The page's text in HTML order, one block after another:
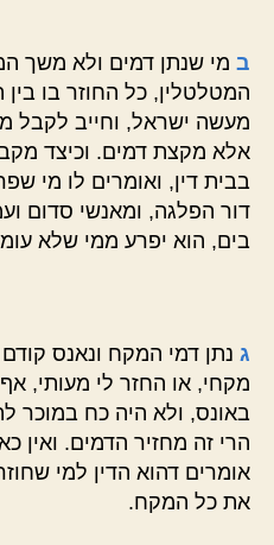
ב מי שנתן דמים ולא משך
המטלטלין, כל החוזר בו
מעשה ישראל, וחייב לקבל
אלא מקצת דמים. וכיצד
בבית דין, ואומרים לו מי
דור הפלגה, ומאנשי סדום
בים, הוא יפרע ממי שלא
ג נתן דמי המקח ונאנס
מקחי, או החזר לי מעותי,
באונס, ולא היה כח במוכר
הרי זה מחזיר הדמים. ואין
אומרים דהוא הדין למי
את כל המקח.